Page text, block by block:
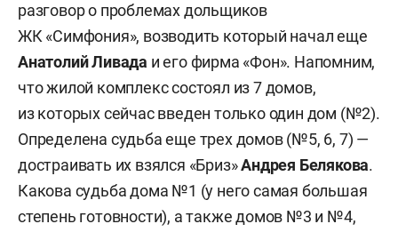
разговор о проблемах дольщиков
ЖК «Симфония», возводить который начал еще
Анатолий Ливада и его фирма «Фон». Напомним,
что жилой комплекс состоял из 7 домов,
из которых сейчас введен только один дом (№2).
Определена судьба еще трех домов (№5, 6, 7) —
достраивать их взялся «Бриз»Андрея Белякова.
Какова судьба дома №1 (у него самая большая
степень готовности), а также домов №3 и №4,